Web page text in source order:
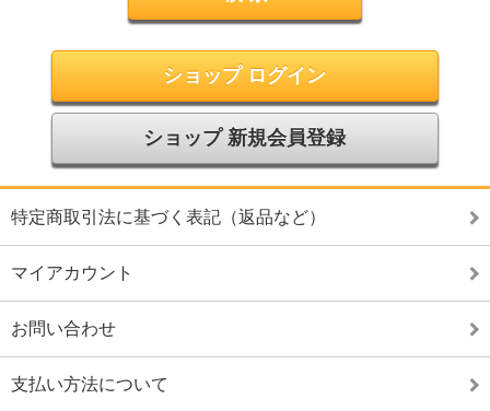
ショップ ログイン
ショップ 新規会員登録
特定商取引法に基づく表記（返品など）
マイアカウント
お問い合わせ
支払い方法について